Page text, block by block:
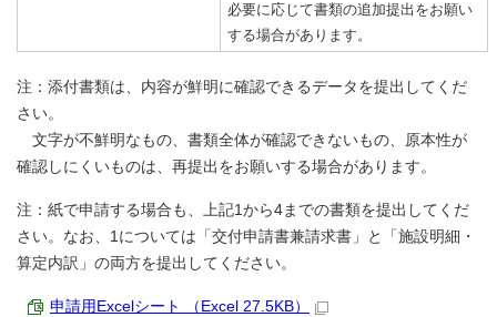
必要に応じて書類の追加提出をお願い
する場合があります。
注：添付書類は、内容が鮮明に確認できるデータを提出してくだ
さい。
文字が不鮮明なもの、書類全体が確認できないもの、原本性が
確認しにくいものは、再提出をお願いする場合があります。
注：紙で申請する場合も、上記1から4までの書類を提出してくだ
さい。なお、1については「交付申請書兼請求書」と「施設明細・
算定内訳」の両方を提出してください。
申請用Excelシート （Excel 27.5KB）